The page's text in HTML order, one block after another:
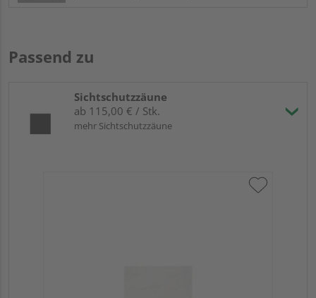
Passend zu
Sichtschutzzäune
ab 115,00 € / Stk.
mehr Sichtschutzzäune